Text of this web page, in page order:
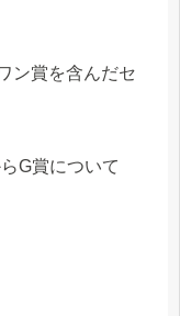
ン賞を含んだセ
G賞について